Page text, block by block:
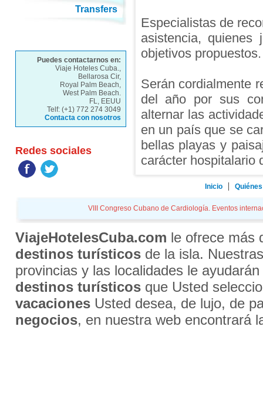
Especialistas de
asistencia,
objetivos propuestos.
Serán cordialmente
del año por sus
alternar las
en un país que se
bellas playas y
carácter hospitalario
Transfers
Puedes contactarnos en:
Viaje Hoteles Cuba.,
Bellarosa Cir,
Royal Palm Beach,
West Palm Beach.
FL, EEUU
Telf: (+1) 772 274 3049
Contacta con nosotros
Redes sociales
Inicio
VIII Congreso Cubano de Cardiología. Eventos
ViajeHotelesCuba.com le ofrece más
destinos turísticosde la isla.
provincias y las localidades le
destinos turísticosque Usted
vacacionesUsted desea, de lujo, de
negocios, en nuestra web encontrará